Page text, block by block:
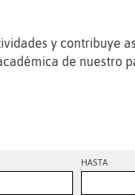
y contribuye
de nuestro
HASTA